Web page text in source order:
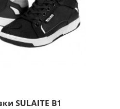
SULAITE B1